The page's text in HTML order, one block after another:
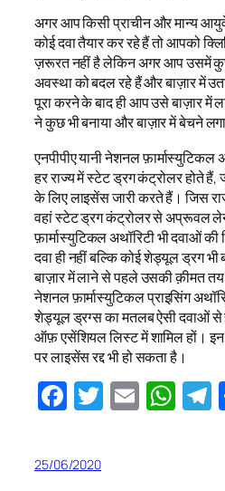
अगर आप किसी प्राचीन और मान्य
कोई दवा तैयार कर रहे हैं तो आपको
ज़रूरत नहीं है लेकिन अगर आप उसमें
अवस्था को बदल रहे हैं और बाज़ार में
पूरा करने के बाद ही आप उसे बाज़ार में
ने कुछ भी बनाया और बाज़ार में बेचने
एनपीपीए यानी नेशनल
हर राज्य में स्टेट ड्रग कंट्रोलर होते हैं,
के लिए लाइसेंस जारी करते हैं। जिस
वहां स्टेट ड्रग कंट्रोलर से अप्रूवल
फ़ार्मास्युटिकल अथॉरिटी भी दवाओं
दवा ही नहीं बल्कि कोई शेड्यूल ड्रग भी
बाज़ार में लाने से पहले उसकी क़ीमत
नेशनल फ़ार्मास्युटिकल प्राइसिंग
शेड्यूल ड्रग्स का मतलब ऐसी दवाओं
ऑफ़ एसेंशियल लिस्ट में शामिल हों। इन
पर लाइसेंस रद्द भी हो सकता है।
Facebook
Twitter
Email
25/06/2020